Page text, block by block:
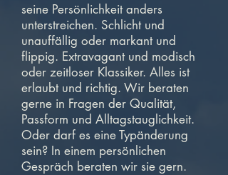
seine Persönlichkeit anders
unterstreichen. Schlicht und
unauffällig oder markant und
flippig. Extravagant und modisch
oder zeitloser Klassiker. Alles ist
erlaubt und richtig. Wir beraten
gerne in Fragen der Qualität,
Passform und Alltagstauglichkeit.
Oder darf es eine Typänderung
sein? In einem persönlichen
Gespräch beraten wir sie gern.